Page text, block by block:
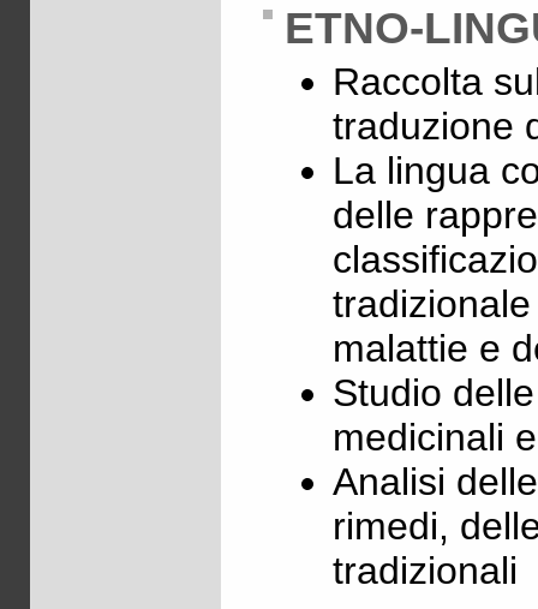
ETNO-
Raccolta
traduzione
La lingua
delle
malattie e
Studio
medicinali
Analisi
rimedi,
tradizionali